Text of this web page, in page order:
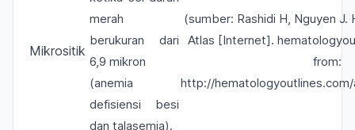
Mikrositik
merah
berukuran dari
6,9 mikron
(anemia
defisiensi besi
dan talasemia).
(sumber: Rashidi H, Nguyen
Atlas [Internet].
from:
http://